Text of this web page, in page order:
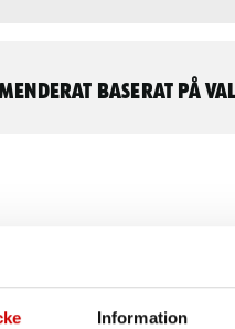
Information
baserat på